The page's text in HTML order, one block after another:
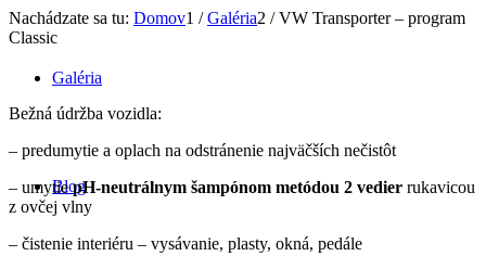
Galéria
Blog
Nachádzate sa tu: Domov1 / Galéria2 / VW Transporter – program
Classic
Bežná údržba vozidla:
– predumytie a oplach na odstránenie najväčších nečistôt
– umytiepH-neutrálnym šampónom metódou 2 vedier rukavicou
z ovčej vlny
– čistenie interiéru – vysávanie, plasty, okná, pedále